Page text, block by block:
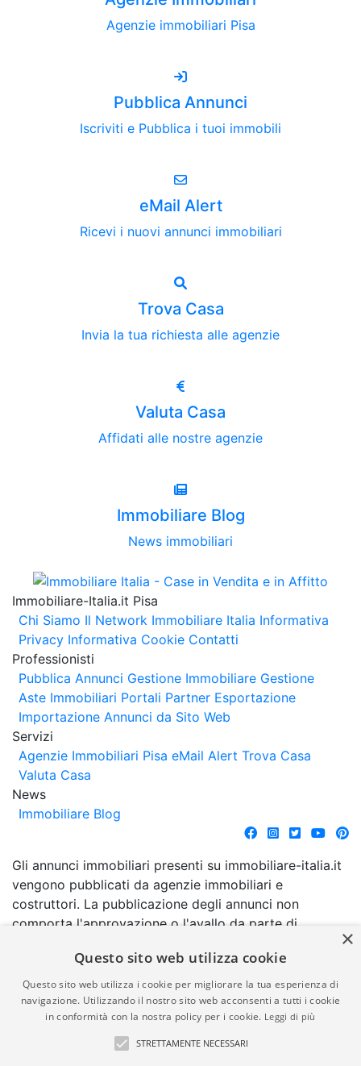
Agenzie immobiliari Pisa
Pubblica Annunci
Iscriviti e Pubblica i tuoi immobili
eMail Alert
Ricevi i nuovi annunci immobiliari
Trova Casa
Invia la tua richiesta alle agenzie
Valuta Casa
Affidati alle nostre agenzie
Immobiliare Blog
News immobiliari
Immobiliare-Italia.it Pisa
Chi Siamo Il Network Immobiliare Italia Informativa
Privacy Informativa Cookie Contatti
Professionisti
Pubblica Annunci Gestione Immobiliare Gestione
Aste Immobiliari Portali Partner Esportazione
Importazione Annunci da Sito Web
Servizi
Agenzie Immobiliari Pisa eMail Alert Trova Casa
Valuta Casa
News
Immobiliare Blog
Gli annunci immobiliari presenti su immobiliare-italia.it
vengono pubblicati da agenzie immobiliari e
costruttori. La pubblicazione degli annunci non
comporta l'approvazione o l'avallo da parte di
garanzia da parte di quest'ultima. immobiliare-italia.it
quindi non è responsabile della veridicità, della
correttezza, della completezza, della normativa in
materia di privacy e/o di alcun altro aspetto dei
suddetti annunci.
×
Questo sito web utilizza cookie
Questo sito web utilizza i cookie per migliorare la tua esperienza di
navigazione. Utilizzando il nostro sito web acconsenti a tutti i cookie
in conformità con la nostra policy per i cookie. Leggi di più
STRETTAMENTE NECESSARI